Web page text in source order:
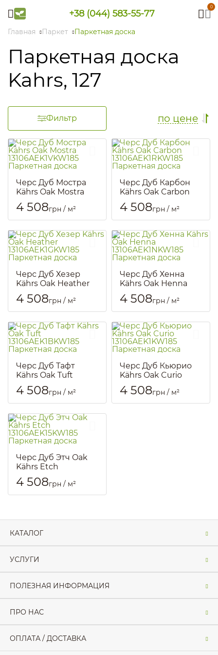
+38 (044) 583-55-77
0
Главная Паркет Паркетная доска
Паркетная доска
Kahrs, 127
по цене
Фильтр
Черс Дуб Мостра
Kährs Oak Mostra
13106AEK1VKW185
Паркетная доска
Артикул:: 203
4 508грн / м²
Черс Дуб Карбон
Kährs Oak Carbon
13106AEK1RKW185
Паркетная доска
Артикул:: 222
4 508грн / м²
Черс Дуб Хезер
Kährs Oak Heather
13106AEK1GKW185
Паркетная доска
Артикул:: 238
4 508грн / м²
Черс Дуб Хенна
Kährs Oak Henna
13106AEK1NKW185
Паркетная доска
Артикул:: 1547
4 508грн / м²
Черс Дуб Тафт
Kährs Oak Tuft
13106AEK1BKW185
Паркетная доска
Артикул:: 15
4 508грн / м²
Черс Дуб Кьюрио
Kährs Oak Curio
13106AEK1KW185
Паркетная доска
Артикул:: 19
4 508грн / м²
Черс Дуб Этч Oak
Kährs Etch
13106AEK15KW185
Паркетная доска
Артикул:: 20
4 508грн / м²
КАТАЛОГ
УСЛУГИ
ПОЛЕЗНАЯ ИНФОРМАЦИЯ
ПРО НАС
ОПЛАТА / ДОСТАВКА